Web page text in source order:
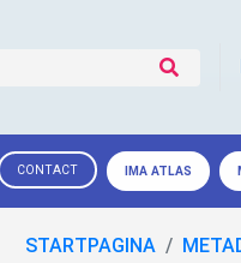
CONTACT IMA ATLAS
STARTPAGINA